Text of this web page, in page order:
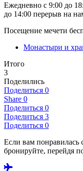
Ежедневно с 9:00 до
до 14:00 перерыв на
Посещение мечети
Монастыри и
Итого
3
Поделились
Поделиться 0
Share 0
Поделиться 0
Поделиться 3
Поделиться 0
Если вам понравилась
бронируйте, перейдя